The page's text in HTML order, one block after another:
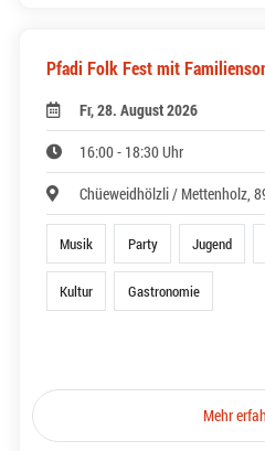
Pfadi Folk Fest mit
Fr, 28. August 2026
16:00 - 18:30 Uhr
Chüeweidhölzli / Mettenholz,
Musik Party Jugend
Kultur Gastronomie
Mehr